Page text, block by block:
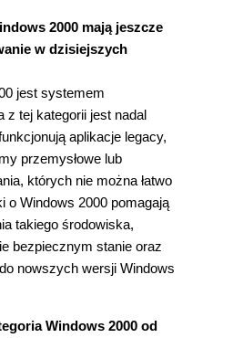
2000 mają jeszcze
w dzisiejszych
jest systemem
z tej kategorii jest nadal
aplikacje legacy,
przemysłowe lub
których nie można łatwo
o Windows 2000 pomagają
takiego środowiska,
bezpiecznym stanie oraz
nowszych wersji Windows
Windows 2000 od